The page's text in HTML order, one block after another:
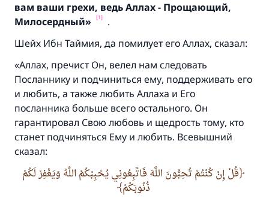
вам ваши грехи, ведь Аллах - Прощающий,
Милосердный»
[1]
.
Шейх Ибн Таймия, да помилует его Аллах, сказал:
«Аллах, пречист Он, велел нам следовать
Посланнику и подчиниться ему, поддерживать его
и любить, а также любить Аллаха и Его
посланника больше всего остального. Он
гарантировал Свою любовь и щедрость тому, кто
станет подчиняться Ему и любить. Всевышний
сказал:
قُلْ إِنْ كُنْتُمْ تُحِبُّونَ اللَّهَ فَاتَّبِعُونِي يُحْبِبْكُمُ اللَّهُ وَيَغْفِرْ لَكُمْ
ذُنُوبَكُمْ